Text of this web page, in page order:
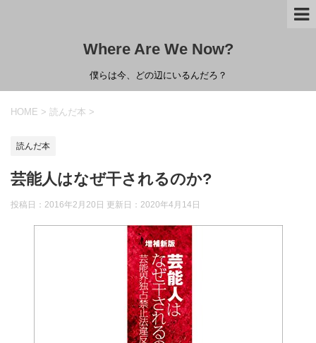
Where Are We Now?
僕らは今、どの辺にいるんだろ？
HOME > 読んだ本 >
読んだ本
芸能人はなぜ干されるのか?
投稿日：2016年2月20日 更新日： 2020年4月14日